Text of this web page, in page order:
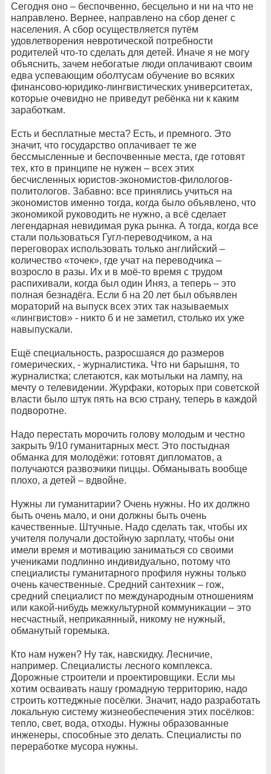
Сегодня оно – беспочвенно, бесцельно и ни на что не
направлено. Вернее, направлено на сбор денег с
населения. А сбор осуществляется путём
удовлетворения невротической потребности
родителей что-то сделать для детей. Иначе я не могу
объяснить, зачем небогатые люди оплачивают своим
едва успевающим оболтусам обучение во всяких
финансово-юридико-лингвистических университетах,
которые очевидно не приведут ребёнка ни к каким
заработкам.
Есть и бесплатные места? Есть, и премного. Это
значит, что государство оплачивает те же
бессмысленные и беспочвенные места, где готовят
тех, кто в принципе не нужен – всех этих
бесчисленных юристов-экономистов-филологов-
политологов. Забавно: все принялись учиться на
экономистов именно тогда, когда было объявлено, что
экономикой руководить не нужно, а всё сделает
легендарная невидимая рука рынка. А тогда, когда все
стали пользоваться Гугл-переводчиком, а на
переговорах использовать только английский –
количество «точек», где учат на переводчика –
возросло в разы. Их и в моё-то время с трудом
распихивали, когда был один Иняз, а теперь – это
полная безнадёга. Если б на 20 лет был объявлен
мораторий на выпуск всех этих так называемых
«лингвистов» - никто б и не заметил, столько их уже
навыпускали.
Ещё специальность, разросшаяся до размеров
гомерических, - журналистика. Что ни барышня, то
журналистка; слетаются, как мотыльки на лампу, на
мечту о телевидении. Журфаки, которых при советской
власти было штук пять на всю страну, теперь в каждой
подворотне.
Надо перестать морочить голову молодым и честно
закрыть 9/10 гуманитарных мест. Это постыдная
обманка для молодёжи: готовят дипломатов, а
получаются развозчики пиццы. Обманывать вообще
плохо, а детей – вдвойне.
Нужны ли гуманитарии? Очень нужны. Но их должно
быть очень мало, и они должны быть очень
качественные. Штучные. Надо сделать так, чтобы их
учителя получали достойную зарплату, чтобы они
имели время и мотивацию заниматься со своими
учениками подлинно индивидуально, потому что
специалисты гуманитарного профиля нужны только
очень качественные. Средний сантехник – гож,
средний специалист по международным отношениям
или какой-нибудь межкультурной коммуникации – это
несчастный, неприкаянный, никому не нужный,
обманутый горемыка.
Кто нам нужен? Ну так, навскидку. Лесничие,
например. Специалисты лесного комплекса.
Дорожные строители и проектировщики. Если мы
хотим осваивать нашу громадную территорию, надо
строить коттеджные посёлки. Значит, надо разработать
локальную систему жизнеобеспечения этих посёлков:
тепло, свет, вода, отходы. Нужны образованные
инженеры, способные это делать. Специалисты по
переработке мусора нужны.